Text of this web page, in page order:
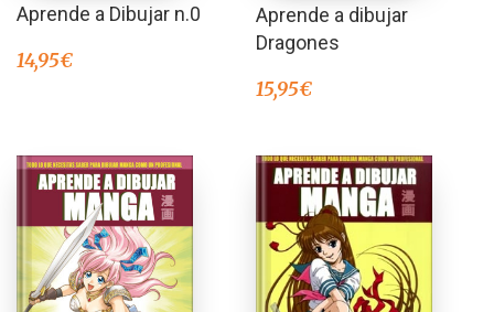
Aprende a Dibujar n.0
14,95€
Aprende a dibujar
Dragones
15,95€